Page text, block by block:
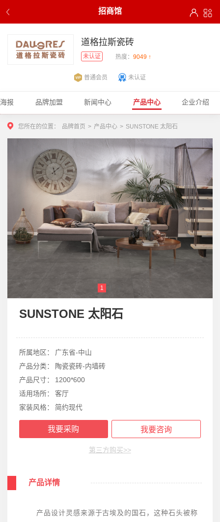
招商馆
道格拉斯瓷砖
未认证 热度： 9049 ↑
普通会员 未认证
报 品牌加盟 新闻中心 产品中心 企业介绍
您所在的位置： 品牌首页 > 产品中心 > SUNSTONE 太阳石
1
SUNSTONE 太阳石
所属地区：
广东省-中山
产品分类：
陶瓷瓷砖-内墙砖
产品尺寸：
1200*600
适用场所：
客厅
家装风格：
简约现代
我要采购 我要咨询
第三方购买>>
产品详情
产品设计灵感来源于古埃及的国石，这种石头被称